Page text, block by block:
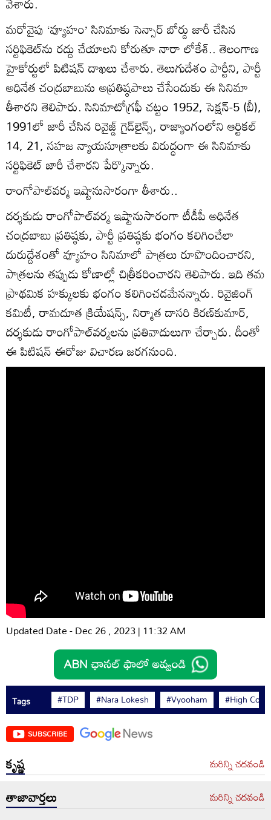
మరోవైపు ‘వ్యూహం’ సినిమాకు సెన్సార్‌ బోర్డు జారీ చేసిన
సర్టిఫికెట్‌ను రద్దు చేయాలని కోరుతూ నారా లోకేశ్‌.. తెలంగాణ
హైకోర్టులో పిటిషన్‌ దాఖలు చేశారు. తెలుగుదేశం పార్టీని, పార్టీ
అధినేత చంద్రబాబును అప్రతిష్ఠపాలు చేసేందుకు ఈ సినిమా
తీశారని తెలిపారు. సినిమాటోగ్రఫీ చట్టం 1952, సెక్షన్‌-5 (బీ),
1991లో జారీ చేసిన రివైజ్డ్‌ గైడ్‌లైన్స్‌, రాజ్యాంగంలోని ఆర్టికల్‌
14, 21, సహజ న్యాయసూత్రాలకు విరుద్ధంగా ఈ సినిమాకు
సర్టిఫికెట్‌ జారీ చేశారని పేర్కొన్నారు.
రాంగోపాల్‌వర్మ ఇష్టానుసారంగా తీశారు..
దర్శకుడు రాంగోపాల్‌వర్మ ఇష్టానుసారంగా టీడీపీ అధినేత
చంద్రబాబు ప్రతిష్ఠకు, పార్టీ ప్రతిష్ఠకు భంగం కలిగించేలా
దురుద్దేశంతో వ్యూహం సినిమాలో పాత్రలు రూపొందించారని,
పాత్రలను తప్పుడు కోణాల్లో చిత్రీకరించారని తెలిపారు. ఇది తమ
ప్రాథమిక హక్కులకు భంగం కలిగించడమేనన్నారు. రివైజింగ్‌
కమిటీ, రామదూత క్రియేషన్స్‌, నిర్మాత దాసరి కిరణ్‌కుమార్‌,
దర్శకుడు రాంగోపాల్‌వర్మలను ప్రతివాదులుగా చేర్చారు. దీంతో
ఈ పిటిషన్‌ ఈరోజు విచారణ జరగనుంది.
Updated Date - Dec 26 , 2023 | 11:32 AM
Tags #TDP #Nara Lokesh #Vyooham #High Court
SUBSCRIBE
కృష్ణ మరిన్ని చదవండి
తాజావార్తలు మరిన్ని చదవండి